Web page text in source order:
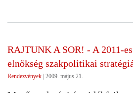
RAJTUNK A SOR! - A 2011-
elnökség szakpolitikai
Rendezvények 2009. május 21.